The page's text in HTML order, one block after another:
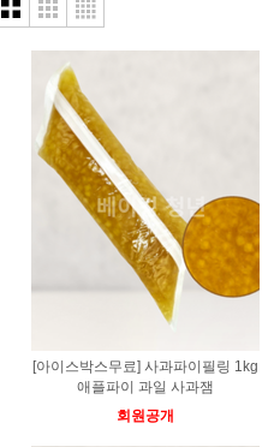
[아이스박스무료] 사과파이필링 1kg
애플파이 과일 사과잼
회원공개